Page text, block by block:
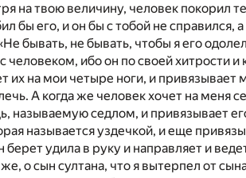
на твою величину, человек покорил
бы его, и он бы с тобой не справился,
бывать, не бывать, чтобы я его
ибо он по своей хитрости и
их на мои четыре ноги, и
А когда же человек хочет на меня
называемую седлом, и привязывает
называется уздечкой, и еще
удила в руку и направляет и
о сын султана, что я вытерпел от